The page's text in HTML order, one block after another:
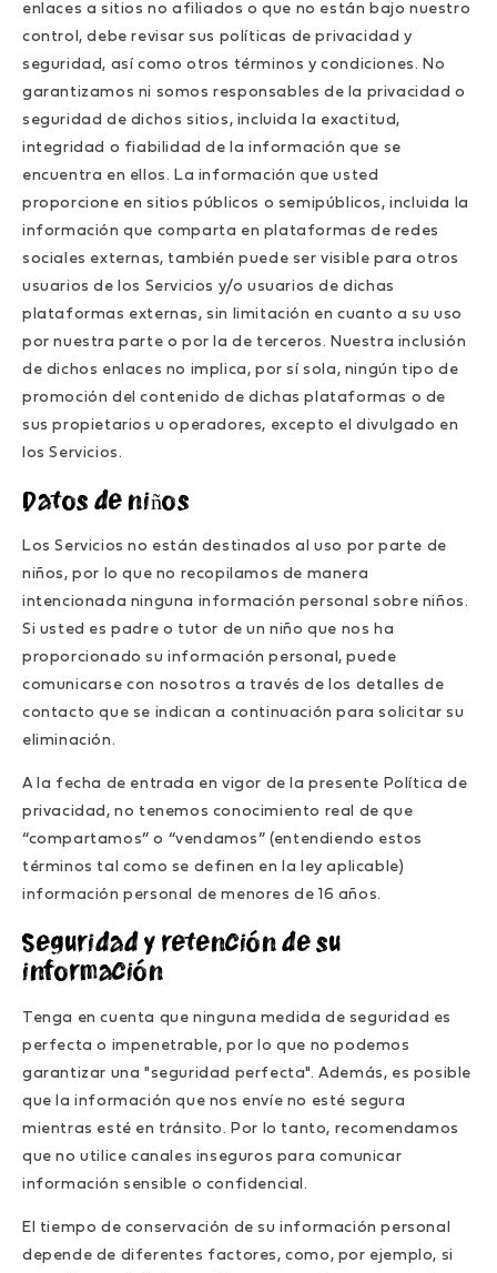
enlaces a sitios no afiliados o que no están bajo nuestro
control, debe revisar sus políticas de privacidad y
seguridad, así como otros términos y condiciones. No
garantizamos ni somos responsables de la privacidad o
seguridad de dichos sitios, incluida la exactitud,
integridad o fiabilidad de la información que se
encuentra en ellos. La información que usted
proporcione en sitios públicos o semipúblicos, incluida la
información que comparta en plataformas de redes
sociales externas, también puede ser visible para otros
usuarios de los Servicios y/o usuarios de dichas
plataformas externas, sin limitación en cuanto a su uso
por nuestra parte o por la de terceros. Nuestra inclusión
de dichos enlaces no implica, por sí sola, ningún tipo de
promoción del contenido de dichas plataformas o de
sus propietarios u operadores, excepto el divulgado en
los Servicios.
Datos de niños
Los Servicios no están destinados al uso por parte de
niños, por lo que no recopilamos de manera
intencionada ninguna información personal sobre niños.
Si usted es padre o tutor de un niño que nos ha
proporcionado su información personal, puede
comunicarse con nosotros a través de los detalles de
contacto que se indican a continuación para solicitar su
eliminación.
A la fecha de entrada en vigor de la presente Política de
privacidad, no tenemos conocimiento real de que
“compartamos” o “vendamos” (entendiendo estos
términos tal como se definen en la ley aplicable)
información personal de menores de 16 años.
Seguridad y retención de su
información
Tenga en cuenta que ninguna medida de seguridad es
perfecta o impenetrable, por lo que no podemos
garantizar una "seguridad perfecta". Además, es posible
que la información que nos envíe no esté segura
mientras esté en tránsito. Por lo tanto, recomendamos
que no utilice canales inseguros para comunicar
información sensible o confidencial.
El tiempo de conservación de su información personal
depende de diferentes factores, como, por ejemplo, si